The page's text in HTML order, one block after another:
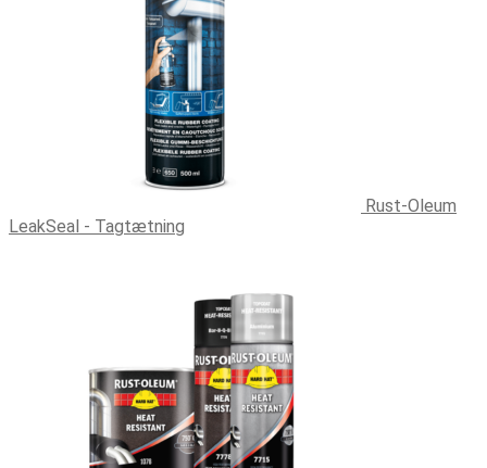
Rust-Oleum
LeakSeal - Tagtætning